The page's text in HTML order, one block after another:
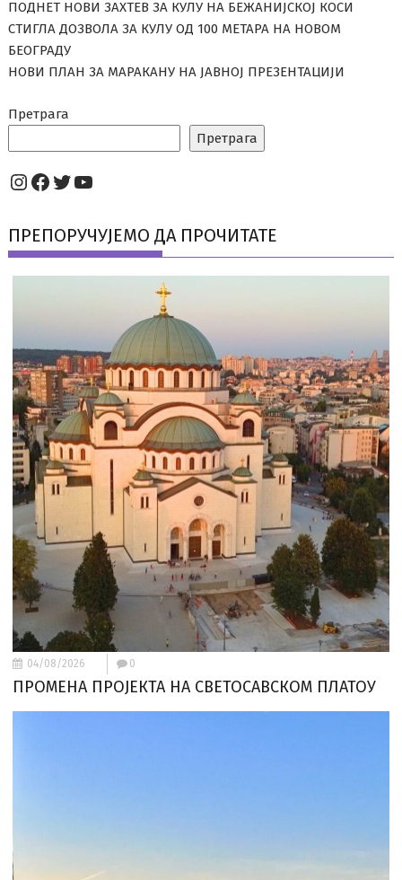
ПОДНЕТ НОВИ ЗАХТЕВ ЗА КУЛУ НА БЕЖАНИЈСКОЈ КОСИ
СТИГЛА ДОЗВОЛА ЗА КУЛУ ОД 100 МЕТАРА НА НОВОМ
БЕОГРАДУ
НОВИ ПЛАН ЗА МАРАКАНУ НА ЈАВНОЈ ПРЕЗЕНТАЦИЈИ
Претрага
Претрага
Instagram
Facebook
Twitter
YouTube
ПРЕПОРУЧУЈЕМО ДА ПРОЧИТАТЕ
04/08/2026 0
ПРОМЕНА ПРОЈЕКТА НА СВЕТОСАВСКОМ ПЛАТОУ